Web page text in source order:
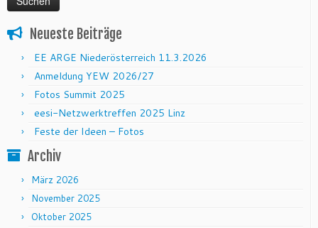
Neueste Beiträge
EE ARGE Niederösterreich 11.3.2026
Anmeldung YEW 2026/27
Fotos Summit 2025
eesi-Netzwerktreffen 2025 Linz
Feste der Ideen – Fotos
Archiv
März 2026
November 2025
Oktober 2025